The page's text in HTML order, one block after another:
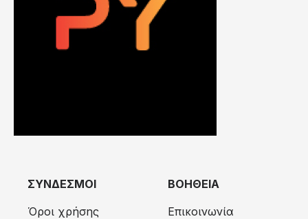
ΣΥΝΔΕΣΜΟΙ
Όροι χρήσης
ΒΟΗΘΕΙΑ
Επικοινωνία